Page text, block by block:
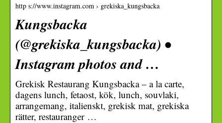
http s://www.instagram.com › grekiska_kungsbacka
Kungsbacka
(@grekiska_kungsbacka) •
Instagram photos and …
Grekisk Restaurang Kungsbacka – a la carte,
dagens lunch, fetaost, kök, lunch, souvlaki,
arrangemang, italienskt, grekisk mat, grekiska
rätter, restauranger …